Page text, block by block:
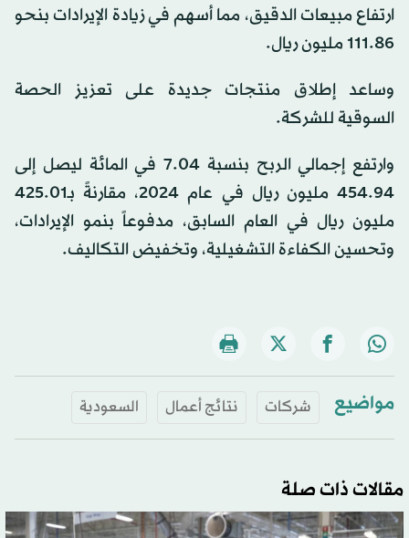
ارتفاع مبيعات الدقيق، مما أسهم في زيادة الإيرادات بنحو
111.86 مليون ريال.
وساعد إطلاق منتجات جديدة على تعزيز الحصة
السوقية للشركة.
وارتفع إجمالي الربح بنسبة 7.04 في المائة ليصل إلى
454.94 مليون ريال في عام 2024، مقارنةً بـ425.01
مليون ريال في العام السابق، مدفوعاً بنمو الإيرادات،
وتحسين الكفاءة التشغيلية، وتخفيض التكاليف.
مواضيع شركات نتائج أعمال السعودية
مقالات ذات صلة